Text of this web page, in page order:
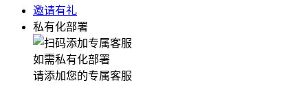
邀请有礼
私有化部署
如需私有化部署
请添加您的专属客服